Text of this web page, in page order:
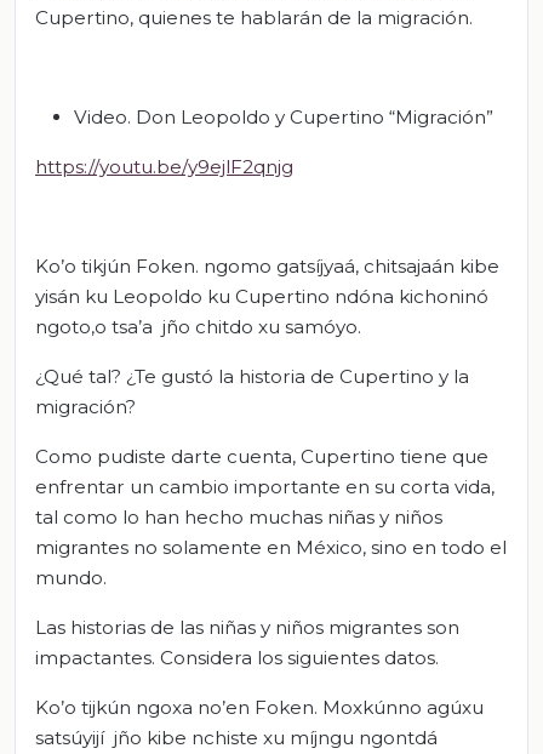
Cupertino, quienes te hablarán de la migración.
Video. Don Leopoldo y Cupertino “Migración”
https://youtu.be/y9ejlF2qnjg
Ko’o tikjún Foken. ngomo gatsíjyaá, chitsajaán kibe
yisán ku Leopoldo ku Cupertino ndóna kichoninó
ngoto,o tsa’a jño chitdo xu samóyo.
¿Qué tal? ¿Te gustó la historia de Cupertino y la
migración?
Como pudiste darte cuenta, Cupertino tiene que
enfrentar un cambio importante en su corta vida,
tal como lo han hecho muchas niñas y niños
migrantes no solamente en México, sino en todo el
mundo.
Las historias de las niñas y niños migrantes son
impactantes. Considera los siguientes datos.
Ko’o tijkún ngoxa no’en Foken. Moxkúnno agúxu
satsúyijí jño kibe nchiste xu míjngu ngontdá